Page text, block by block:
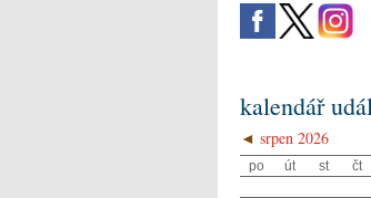
kalendář
◄ srpen 2026
po út st čt